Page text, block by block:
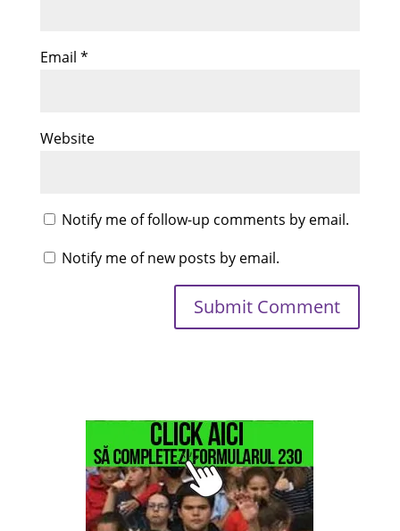
Email *
Website
Notify me of follow-up comments by email.
Notify me of new posts by email.